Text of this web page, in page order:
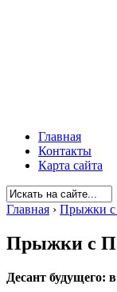
Главная
Контакты
Карта сайта
Главная › Прыжки
Прыжки с
Десант будущего: